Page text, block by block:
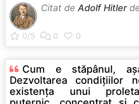
Citat de Adolf Hitler
Cum e stăpânul,
Dezvoltarea condiţiilor
existenţa unui